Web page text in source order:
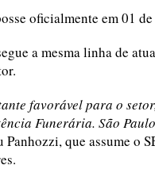
oficialmente em 01
a mesma linha de
favorável para o
Funerária. São
Panhozzi, que assume o